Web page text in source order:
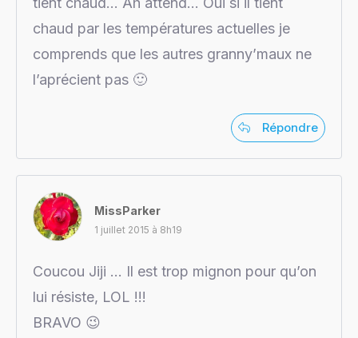
chaud par les températures actuelles je
comprends que les autres granny’maux ne
l’aprécient pas 🙂
Répondre
MissParker
1 juillet 2015 à 8h19
Coucou Jiji … Il est trop mignon pour qu’on
lui résiste, LOL !!!
BRAVO 😉